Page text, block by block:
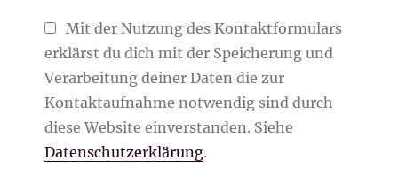
Mit der Nutzung des Kontaktformulars
erklärst du dich mit der Speicherung und
Verarbeitung deiner Daten die zur
Kontaktaufnahme notwendig sind durch
diese Website einverstanden. Siehe
Datenschutzerklärung.